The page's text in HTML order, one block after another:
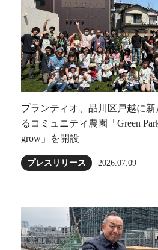
プランティオ、品川区戸越に
るコミュニティ農園「Green
grow」を開設
プレスリリース 2026.07.09